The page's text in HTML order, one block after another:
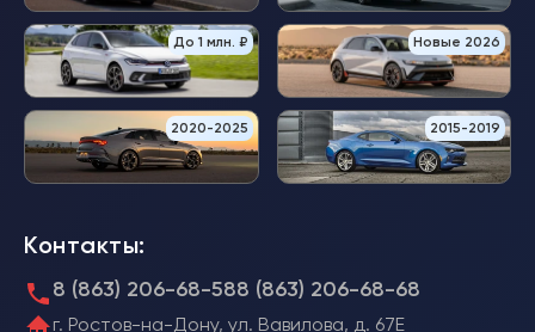
До 1 млн. ₽ Новые 2026
2020-2025 2015-2019
Контакты:
8 (863) 206-68-588 (863) 206-68-68
г. Ростов-на-Дону, ул. Вавилова, д. 67Е